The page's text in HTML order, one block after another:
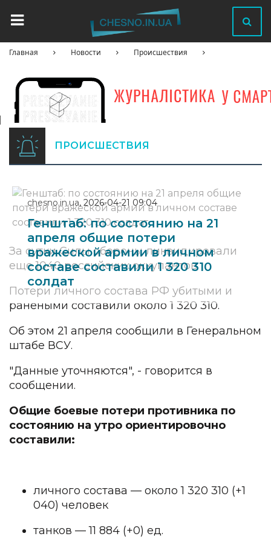
Главная Новости Происшествия
ПРОИСШЕСТВИЯ
chesno.in.ua, 2026-04-21 09:04
Генштаб: по состоянию на 21
апреля общие потери
вражеской армии в личном
составе составили 1 320 310
солдат
За сутки Силы обороны ликвидировали
еще 1040 российских оккупантов.
Потери личного состава РФ убитыми и
ранеными составили около 1 320 310.
Об этом 21 апреля сообщили в Генеральном
штабе ВСУ.
"Данные уточняются", - говорится в
сообщении.
Общие боевые потери противника по
состоянию на утро ориентировочно
составили:
личного состава — около 1 320 310 (+1
040) человек
танков — 11 884 (+0) ед.